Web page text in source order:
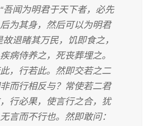
吾闻为明君于天下者，必先
为其身，然后可以为明君
故退睹其万民，饥即食之，
病侍养之，死丧葬埋之。
，行若此。然即交若之二
而行相反与？常使若二君
行必果，使言行之合，犹
言而不行也。然即敢问：